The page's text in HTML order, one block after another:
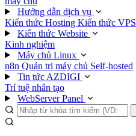
Hướng dẫn dịch vụ
Kiến thức Hosting Kiến thức VPS
Kiến thức Website
Kinh nghiệm
Máy chủ Linux
n8n Quản trị máy chủ Self-hosted
Tin tức AZDIGI
Trí tuệ nhân tạo
WebServer Panel